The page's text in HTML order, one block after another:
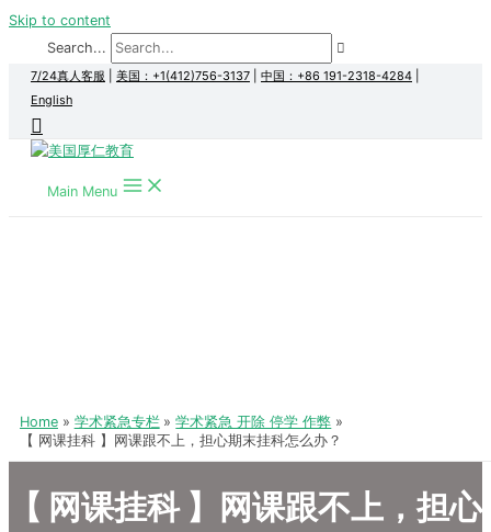
Skip to content
Search...
7/24真人客服 美国：+1(412)756-3137 中国：+86 191-2318-4284
English
Main Menu
Home 学术紧急专栏
学术紧急 开除 停学 作弊
【 网课挂科 】网课跟不上，担心期末挂科怎么办？
【 网课挂科 】网课跟不上，担心